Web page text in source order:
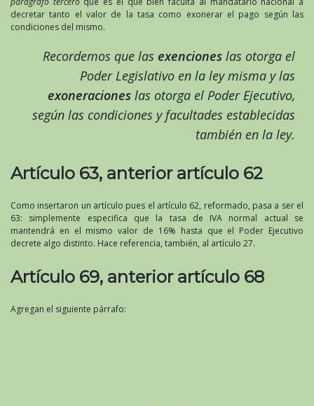
decretar tanto el valor de la tasa como exonerar el pago según las
condiciones del mismo.
Recordemos que las exenciones las otorga el
Poder Legislativo en la ley misma y las
exoneraciones las otorga el Poder Ejecutivo,
según las condiciones y facultades establecidas
también en la ley.
Artículo 63, anterior artículo 62
Como insertaron un artículo pues el artículo 62, reformado, pasa a ser el
63: simplemente especifica que la tasa de IVA normal actual se
mantendrá en el mismo valor de 16% hasta que el Poder Ejecutivo
decrete algo distinto. Hace referencia, también, al artículo 27.
Artículo 69, anterior artículo 68
Agregan el siguiente párrafo: